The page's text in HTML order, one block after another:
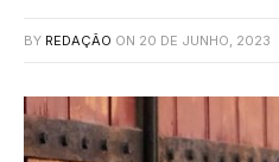
BY REDAÇÃO ON 20 DE JUNHO, 2023